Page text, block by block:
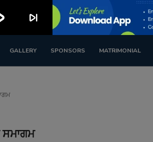
GALLERY SPONSORS MATRIMONIAL
ਸਮਾਗਮ
skip_next